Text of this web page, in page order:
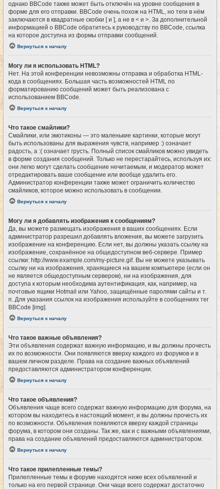
однако BBCode также может быть отключён на уровне сообщения в
форме для его отправки. BBCode очень похож на HTML, но теги в нём
заключаются в квадратные скобки [ и ], а не в < и >. За дополнительной
информацией о BBCode обратитесь к руководству по BBCode, ссылка
на которое доступна из формы отправки сообщений.
Вернуться к началу
Могу ли я использовать HTML?
Нет. На этой конференции невозможны отправка и обработка HTML-
кода в сообщениях. Большая часть возможностей HTML по
форматированию сообщений может быть реализована с
использованием BBCode.
Вернуться к началу
Что такое смайлики?
Смайлики, или эмотиконы — это маленькие картинки, которые могут
быть использованы для выражения чувств, например :) означает
радость, а :( означает грусть. Полный список смайликов можно увидеть
в форме создания сообщений. Только не перестарайтесь, используя их:
они легко могут сделать сообщение нечитаемым, и модератор может
отредактировать ваше сообщение или вообще удалить его.
Администратор конференции также может ограничить количество
смайликов, которое можно использовать в сообщении.
Вернуться к началу
Могу ли я добавлять изображения к сообщениям?
Да, вы можете размещать изображения в ваших сообщениях. Если
администратор разрешил добавлять вложения, вы можете загрузить
изображение на конференцию. Если нет, вы должны указать ссылку на
изображение, сохранённое на общедоступном веб-сервере. Пример
ссылки: http://www.example.com/my-picture.gif. Вы не можете указывать
ссылку ни на изображения, хранящиеся на вашем компьютере (если он
не является общедоступным сервером), ни на изображения, для
доступа к которым необходима аутентификация, как, например, на
почтовые ящики Hotmail или Yahoo, защищённые паролями сайты и т.
п. Для указания ссылок на изображения используйте в сообщениях тег
BBCode [img].
Вернуться к началу
Что такое важные объявления?
Эти объявления содержат важную информацию, и вы должны прочесть
их по возможности. Они появляются вверху каждого из форумов и в
вашем личном разделе. Права на создание важных объявлений
предоставляются администратором конференции.
Вернуться к началу
Что такое объявления?
Объявления чаще всего содержат важную информацию для форума, на
котором вы находитесь в настоящий момент, и вы должны прочесть их
по возможности. Объявления появляются вверху каждой страницы
форума, в котором они созданы. Так же, как и с важными объявлениями,
права на создание объявлений предоставляются администратором.
Вернуться к началу
Что такое прилепленные темы?
Прилепленные темы в форуме находятся ниже всех объявлений и
только на его первой странице. Они чаще всего содержат достаточно